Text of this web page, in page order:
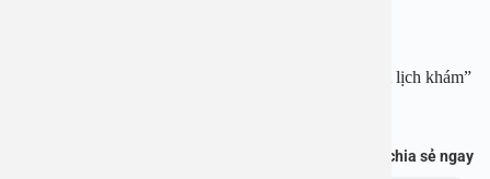
Tải APP Bệnh viện An Việt để “Tra cứu kết quả – Đặt lịch khám”
Bạn thấy thông tin này hữu ích, chia sẻ ngay